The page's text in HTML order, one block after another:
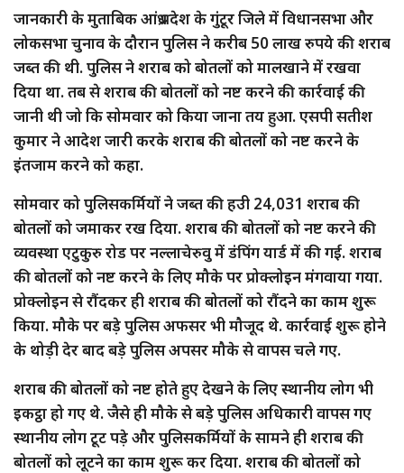
जानकारी के मुताबिक आंध्र प्रदेश के गुंटूर जिले में विधानसभा और
लोकसभा चुनाव के दौरान पुलिस ने करीब 50 लाख रुपये की शराब
जब्त की थी. पुलिस ने शराब को बोतलों को मालखाने में रखवा
दिया था. तब से शराब की बोतलों को नष्ट करने की कार्रवाई की
जानी थी जो कि सोमवार को किया जाना तय हुआ. एसपी सतीश
कुमार ने आदेश जारी करके शराब की बोतलों को नष्ट करने के
इंतजाम करने को कहा.
सोमवार को पुलिसकर्मियों ने जब्त की हउी 24,031 शराब की
बोतलों को जमाकर रख दिया. शराब की बोतलों को नष्ट करने की
व्यवस्था एटुकुरु रोड पर नल्लाचेरुवु में डंपिंग यार्ड में की गई. शराब
की बोतलों को नष्ट करने के लिए मौके पर प्रोक्लोइन मंगवाया गया.
प्रोक्लोइन से रौंदकर ही शराब की बोतलों को रौंदने का काम शुरू
किया. मौके पर बड़े पुलिस अफसर भी मौजूद थे. कार्रवाई शुरू होने
के थोड़ी देर बाद बड़े पुलिस अपसर मौके से वापस चले गए.
शराब की बोतलों को नष्ट होते हुए देखने के लिए स्थानीय लोग भी
इकट्ठा हो गए थे. जैसे ही मौके से बड़े पुलिस अधिकारी वापस गए
स्थानीय लोग टूट पड़े और पुलिसकर्मियों के सामने ही शराब की
बोतलों को लूटने का काम शुरू कर दिया. शराब की बोतलों को